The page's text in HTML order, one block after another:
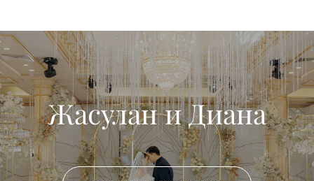
Жасулан и Диана